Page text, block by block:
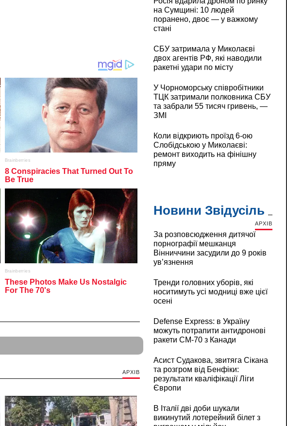
АРХІВ
на Сумщині: 10 людей
поранено, двоє — у важкому
стані
СБУ затримала у Миколаєві
двох агентів РФ, які наводили
ракетні удари по місту
У Чорноморську співробітники
ТЦК затримали полковника СБУ
та забрали 55 тисяч гривень, —
ЗМІ
Коли відкриють проїзд 6-ою
Слобідською у Миколаєві:
ремонт виходить на фінішну
пряму
Новини Звідусіль
АРХІВ
За розповсюдження дитячої
порнографії мешканця
Вінниччини засудили до 9 років
ув’язнення
Тренди головних уборів, які
носитимуть усі модниці вже цієї
осені
Defense Express: в Україну
можуть потрапити антидронові
ракети CM-70 з Канади
Асист Судакова, звитяга Сікана
та розгром від Бенфіки:
результати кваліфікації Ліги
Європи
В Італії дві доби шукали
викинутий лотерейний білет з